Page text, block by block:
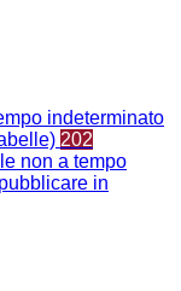
indeterminato
202
non a tempo
in